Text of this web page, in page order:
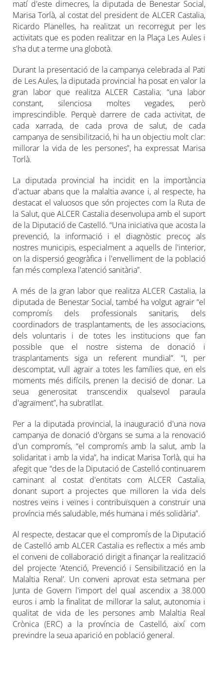
matí d'este dimecres, la diputada de Benestar Social,
Marisa Torlà, al costat del president de ALCER Castalia,
Ricardo Planelles, ha realitzat un recorregut per les
activitats que es poden realitzar en la Plaça Les Aules i
s'ha dut a terme una globotà.
Durant la presentació de la campanya celebrada al Pati
de Les Aules, la diputada provincial ha posat en valor la
gran labor que realitza ALCER Castalia; “una labor
constant, silenciosa moltes vegades, però
imprescindible. Perquè darrere de cada activitat, de
cada xarrada, de cada prova de salut, de cada
campanya de sensibilització, hi ha un objectiu molt clar:
millorar la vida de les persones”, ha expressat Marisa
Torlà.
La diputada provincial ha incidit en la importància
d'actuar abans que la malaltia avance i, al respecte, ha
destacat el valuosos que són projectes com la Ruta de
la Salut, que ALCER Castalia desenvolupa amb el suport
de la Diputació de Castelló. “Una iniciativa que acosta la
prevenció, la informació i el diagnòstic precoç als
nostres municipis, especialment a aquells de l'interior,
on la dispersió geogràfica i l'envelliment de la població
fan més complexa l'atenció sanitària”.
A més de la gran labor que realitza ALCER Castalia, la
diputada de Benestar Social, també ha volgut agrair “el
compromís dels professionals sanitaris, dels
coordinadors de trasplantaments, de les associacions,
dels voluntaris i de totes les institucions que fan
possible que el nostre sistema de donació i
trasplantaments siga un referent mundial”. “I, per
descomptat, vull agrair a totes les famílies que, en els
moments més difícils, prenen la decisió de donar. La
seua generositat transcendix qualsevol paraula
d'agraïment”, ha subratllat.
Per a la diputada provincial, la inauguració d'una nova
campanya de donació d'òrgans se suma a la renovació
d'un compromís, “el compromís amb la salut, amb la
solidaritat i amb la vida”, ha indicat Marisa Torlà, qui ha
afegit que “des de la Diputació de Castelló continuarem
caminant al costat d'entitats com ALCER Castalia,
donant suport a projectes que milloren la vida dels
nostres veïns i veïnes i contribuïsquen a construir una
província més saludable, més humana i més solidària”.
Al respecte, destacar que el compromís de la Diputació
de Castelló amb ALCER Castalia es reflectix a més amb
el conveni de col·laboració dirigit a finançar la realització
del projecte ‘Atenció, Prevenció i Sensibilització en la
Malaltia Renal’. Un conveni aprovat esta setmana per
Junta de Govern l'import del qual ascendix a 38.000
euros i amb la finalitat de millorar la salut, autonomia i
qualitat de vida de les persones amb Malaltia Real
Crònica (ERC) a la província de Castelló, així com
previndre la seua aparició en població general.